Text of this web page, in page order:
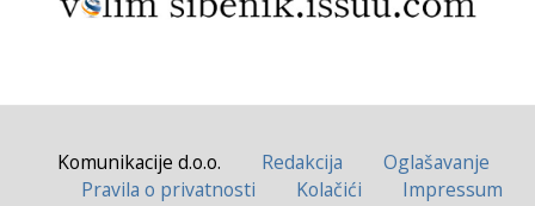
Komunikacije d.o.o. Redakcija
Oglašavanje
Pravila o privatnosti
Kolačići
Impressum